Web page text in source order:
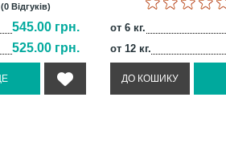
(0 Відгуків)
545.00 грн.
525.00 грн.
от 6 кг.
от 12 кг.